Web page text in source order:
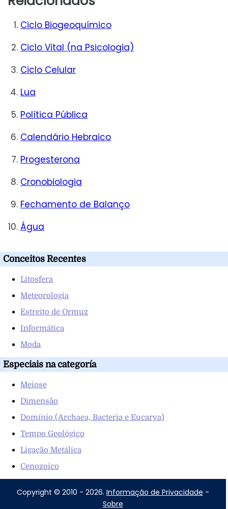
Ciclo Biogeoquímico
Ciclo Vital (na Psicologia)
Ciclo Celular
Lua
Política Pública
Calendário Hebraico
Progesterona
Cronobiologia
Fechamento de Balanço
Água
Conceitos Recentes
Litosfera
Meteorologia
Estreito de Ormuz
Informática
Moda
Especiais na categoría
Meiose
Dimensão
Domínio (Archaea, Bacteria e Eucarya)
Tempo Geológico
Ligação Metálica
Cenozoico
Copyright © 2010 - 2026. Informação de Privacidade -
Sobre